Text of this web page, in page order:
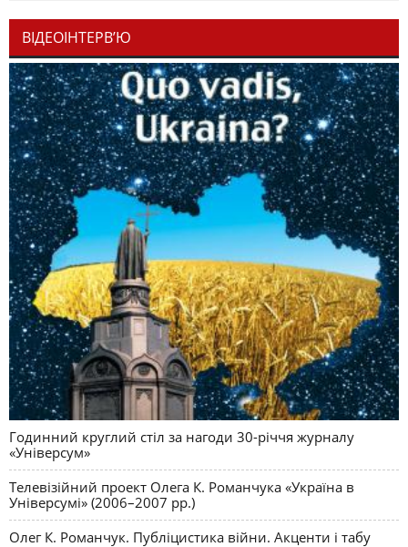
ВІДЕОІНТЕРВ’Ю
Годинний круглий стіл за нагоди 30-річчя журналу
«Універсум»
Телевізійний проект Олега К. Романчука «Україна в
Універсумі» (2006–2007 рр.)
Олег К. Романчук. Публіцистика війни. Акценти і табу